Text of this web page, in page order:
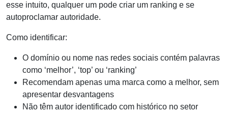
esse intuito, qualquer um pode criar um ranking e se
autoproclamar autoridade.
Como identificar:
O domínio ou nome nas redes sociais contém palavras
como ‘melhor’, ‘top’ ou ‘ranking’
Recomendam apenas uma marca como a melhor, sem
apresentar desvantagens
Não têm autor identificado com histórico no setor